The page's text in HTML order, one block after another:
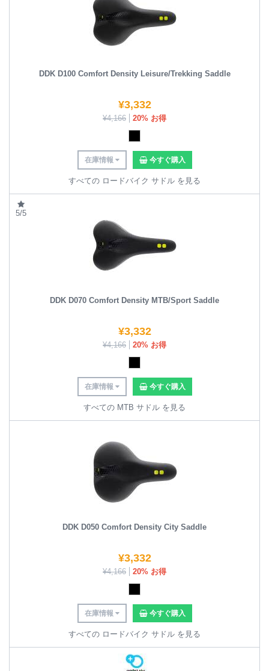
DDK D100 Comfort Density Leisure/Trekking Saddle
¥3,332
¥4,166 20% お得
在庫情報 今すぐ購入
すべての ロードバイク サドル を見る
5/5
DDK D070 Comfort Density MTB/Sport Saddle
¥3,332
¥4,166 20% お得
在庫情報 今すぐ購入
すべての MTB サドル を見る
DDK D050 Comfort Density City Saddle
¥3,332
¥4,166 20% お得
在庫情報 今すぐ購入
すべての ロードバイク サドル を見る